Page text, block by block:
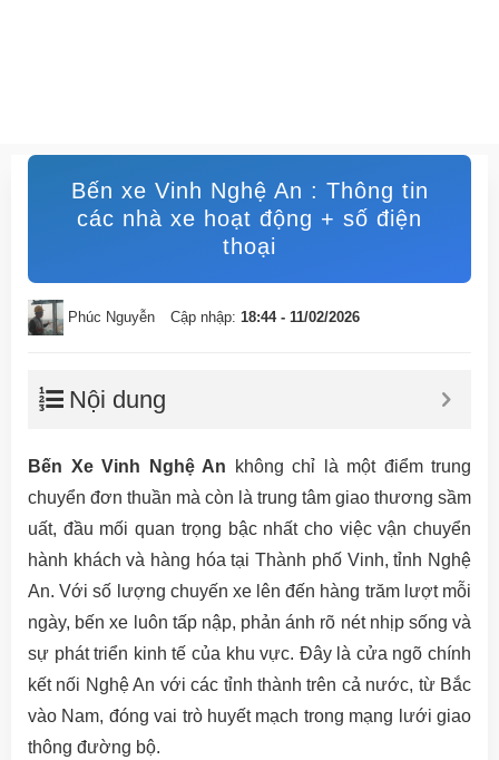
Bến xe Vinh Nghệ An : Thông tin
các nhà xe hoạt động + số điện
thoại
Phúc Nguyễn Cập nhập: 18:44 - 11/02/2026
Nội dung
Bến Xe Vinh Nghệ An không chỉ là một điểm trung
chuyển đơn thuần mà còn là trung tâm giao thương sầm
uất, đầu mối quan trọng bậc nhất cho việc vận chuyển
hành khách và hàng hóa tại Thành phố Vinh, tỉnh Nghệ
An. Với số lượng chuyến xe lên đến hàng trăm lượt mỗi
ngày, bến xe luôn tấp nập, phản ánh rõ nét nhịp sống và
sự phát triển kinh tế của khu vực. Đây là cửa ngõ chính
kết nối Nghệ An với các tỉnh thành trên cả nước, từ Bắc
vào Nam, đóng vai trò huyết mạch trong mạng lưới giao
thông đường bộ.